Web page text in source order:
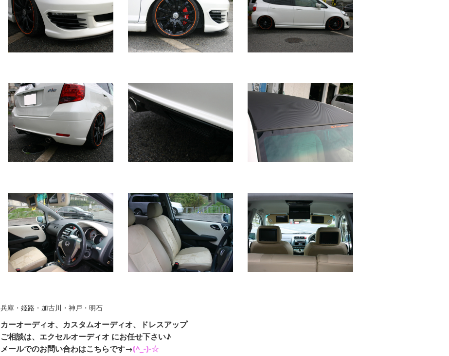
兵庫・姫路・加古川・神戸・明石
カーオーディオ、カスタムオーディオ、ドレスアップ
ご相談は、エクセルオーディオ にお任せ下さい♪
メールでのお問い合わはこちらです→(^_-)-☆